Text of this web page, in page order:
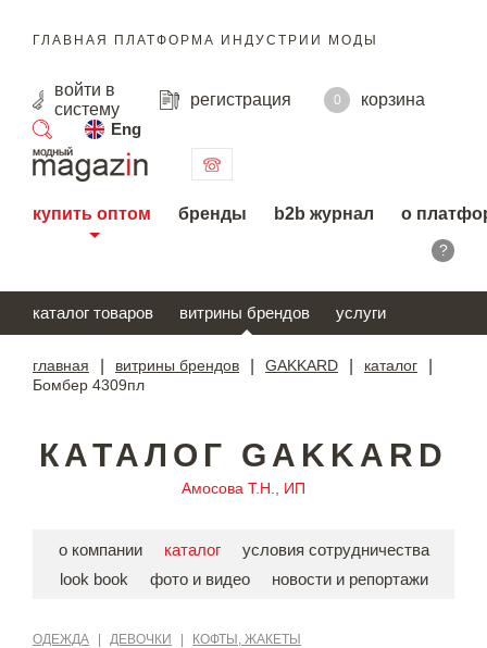
ГЛАВНАЯ ПЛАТФОРМА ИНДУСТРИИ МОДЫ
войти в
систему
регистрация 0
корзина
Eng
поиск
купить оптом бренды b2b журнал о
?
каталог товаров витрины брендов услуги
главная витрины брендов GAKKARD каталог
Бомбер 4309пл
КАТАЛОГ GAKKARD
Амосова Т.Н., ИП
о компании каталог
условия сотрудничества
look book
фото и видео новости и репортажи
ОДЕЖДА ДЕВОЧКИ КОФТЫ, ЖАКЕТЫ